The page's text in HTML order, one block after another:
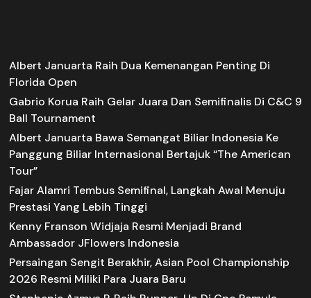
Albert Januarta Raih Dua Kemenangan Penting Di
Florida Open
Gabrio Korua Raih Gelar Juara Dan Semifinalis Di C&C 9
Ball Tournament
Albert Januarta Bawa Semangat Biliar Indonesia Ke
Panggung Biliar Internasional Bertajuk “The American
Tour”
Fajar Alamri Tembus Semifinal, Langkah Awal Menuju
Prestasi Yang Lebih Tinggi
Kenny Franson Widjaja Resmi Menjadi Brand
Ambassador JFlowers Indonesia
Persaingan Sengit Berakhir, Asian Pool Championship
2026 Resmi Miliki Para Juara Baru